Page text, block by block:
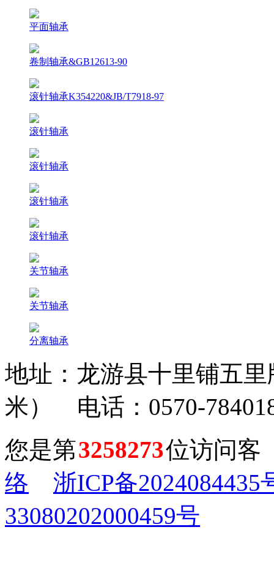
平面轴承
卷制轴承&GB12613-90
滚针轴承K354220&JB/T7918-97
滚针轴承
滚针轴承
滚针轴承
滚针轴承
关节轴承
关节轴承
分离轴承
地址：龙游县十里铺五
米） 电话：0570-
您是第3258273位访问
络
浙ICP备2024084435
33080202000459号